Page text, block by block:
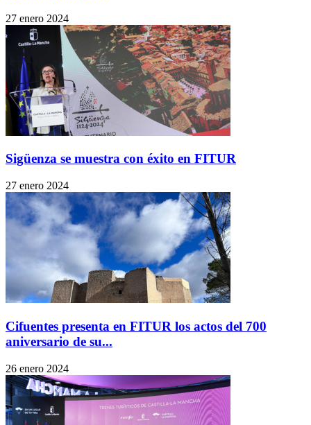
27 enero 2024
Sigüenza se muestra con éxito en FITUR
27 enero 2024
Cifuentes presenta en FITUR los actos del 700
aniversario de su...
26 enero 2024